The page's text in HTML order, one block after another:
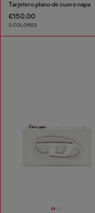
Tarjetero plano de cuero napa
€150.00
2 COLORES